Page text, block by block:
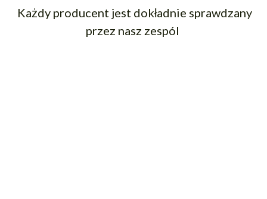
Każdy producent jest dokładnie sprawdzany
przez nasz zespól